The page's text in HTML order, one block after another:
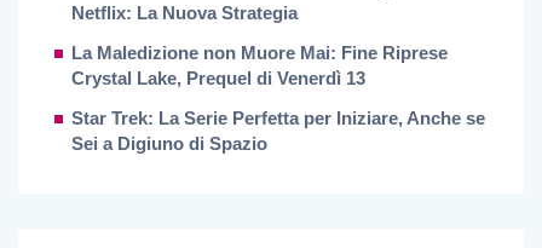
Netflix: La Nuova Strategia
La Maledizione non Muore Mai: Fine Riprese
Crystal Lake, Prequel di Venerdì 13
Star Trek: La Serie Perfetta per Iniziare, Anche se
Sei a Digiuno di Spazio